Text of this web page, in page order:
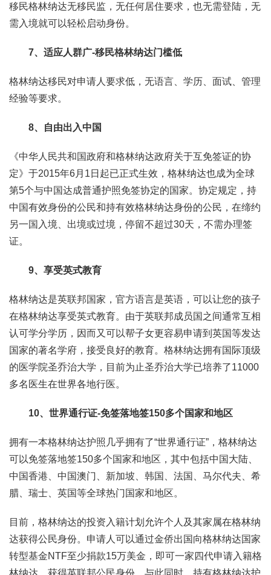
移民格林纳达无移民监，无任何居住要求，也无需登陆，无
需入境就可以轻松启动身份。
7、适应人群广-移民格林纳达门槛低
格林纳达移民对申请人要求低，无语言、学历、面试、管理
经验等要求。
8、自由出入中国
《中华人民共和国政府和格林纳达政府关于互免签证的协
定》于2015年6月1日起已正式生效，格林纳达也成为全球
第5个与中国达成普通护照免签协定的国家。协定规定，持
中国有效身份的公民和持有效格林纳达身份的公民，在缔约
另一国入境、出境或过境，停留不超过30天，不需办理签
证。
9、享受英式教育
格林纳达是英联邦国家，官方语言是英语，可以让您的孩子
在格林纳达享受英式教育。由于英联邦成员国之间通常互相
认可学分学历，因而又可以帮子女更容易申请到英国等发达
国家的著名学府，接受良好的教育。格林纳达拥有国际顶级
的医学院圣乔治大学，目前为止圣乔治大学已培养了11000
多名医生在世界各地行医。
10、世界通行证-免签落地签150多个国家和地区
拥有一本格林纳达护照几乎拥有了“世界通行证”，格林纳达
可以免签落地签150多个国家和地区，其中包括中国大陆、
中国香港、中国澳门、新加坡、韩国、法国、马尔代夫、希
腊、瑞士、英国等全球热门国家和地区。
目前，格林纳达的投资入籍计划允许个人及其家属在格林纳
达获得公民身份。申请人可以通过金侨出国向格林纳达国家
转型基金NTF至少捐款15万美金，即可一家四代申请入籍格